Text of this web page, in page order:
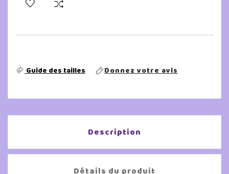
Guide des tailles Donnez votre avis
Description
Détails du produit